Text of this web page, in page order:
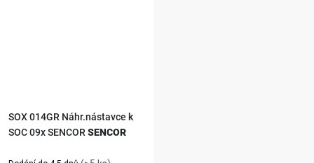
SOX 014GR Náhr.nástavce k
SOC 09x SENCOR SENCOR